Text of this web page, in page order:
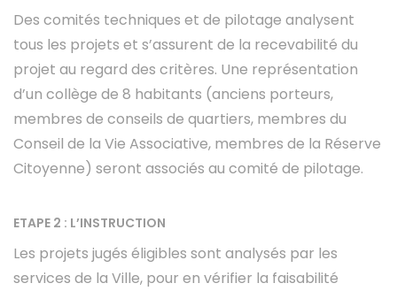
Des comités techniques et de pilotage analysent
tous les projets et s’assurent de la recevabilité du
projet au regard des critères. Une représentation
d’un collège de 8 habitants (anciens porteurs,
membres de conseils de quartiers, membres du
Conseil de la Vie Associative, membres de la Réserve
Citoyenne) seront associés au comité de pilotage.
ETAPE 2 : L’INSTRUCTION
Les projets jugés éligibles sont analysés par les
services de la Ville, pour en vérifier la faisabilité